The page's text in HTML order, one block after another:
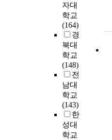
자대
학교
(164)
경
북대
학교
(148)
전
남대
학교
(143)
한
성대
학교